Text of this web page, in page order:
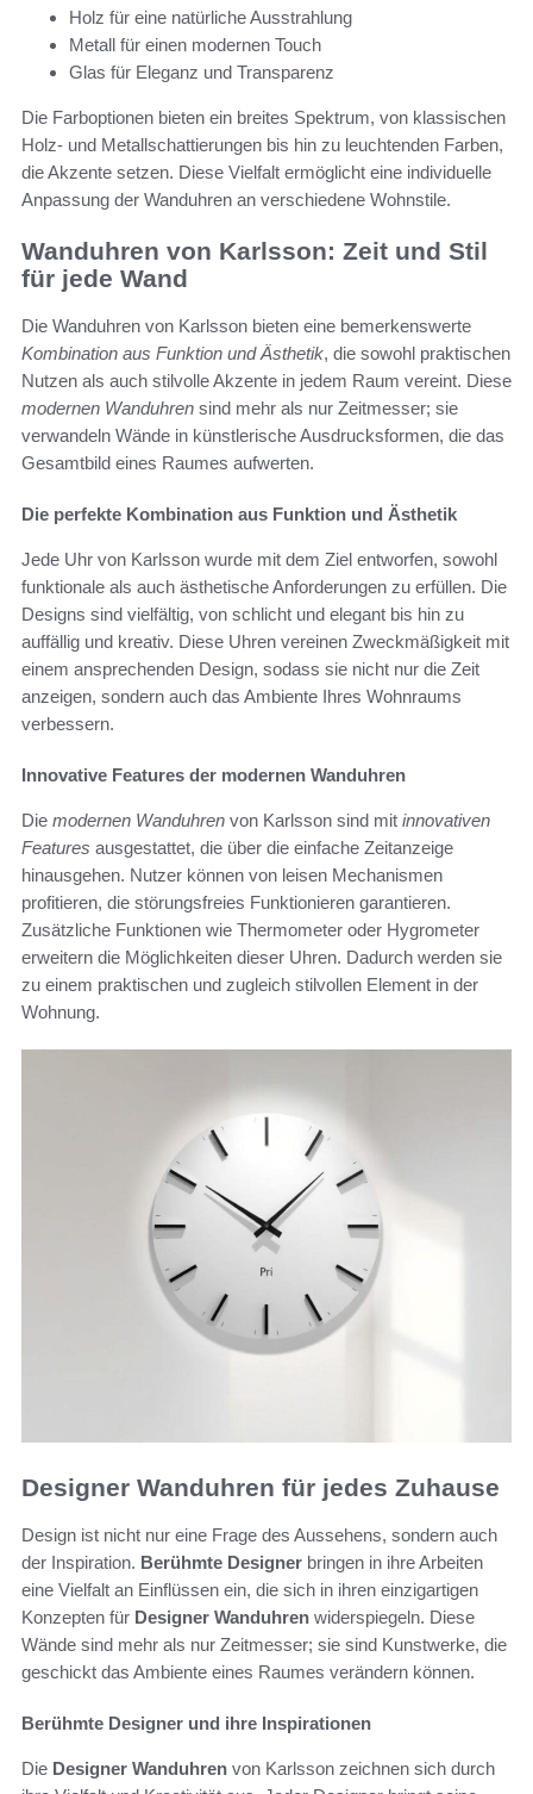
Holz für eine natürliche Ausstrahlung
Metall für einen modernen Touch
Glas für Eleganz und Transparenz
Die Farboptionen bieten ein breites Spektrum, von klassischen
Holz- und Metallschattierungen bis hin zu leuchtenden Farben,
die Akzente setzen. Diese Vielfalt ermöglicht eine individuelle
Anpassung der Wanduhren an verschiedene Wohnstile.
Wanduhren von Karlsson: Zeit und Stil
für jede Wand
Die Wanduhren von Karlsson bieten eine bemerkenswerte
Kombination aus Funktion und Ästhetik, die sowohl praktischen
Nutzen als auch stilvolle Akzente in jedem Raum vereint. Diese
modernen Wanduhren sind mehr als nur Zeitmesser; sie
verwandeln Wände in künstlerische Ausdrucksformen, die das
Gesamtbild eines Raumes aufwerten.
Die perfekte Kombination aus Funktion und Ästhetik
Jede Uhr von Karlsson wurde mit dem Ziel entworfen, sowohl
funktionale als auch ästhetische Anforderungen zu erfüllen. Die
Designs sind vielfältig, von schlicht und elegant bis hin zu
auffällig und kreativ. Diese Uhren vereinen Zweckmäßigkeit mit
einem ansprechenden Design, sodass sie nicht nur die Zeit
anzeigen, sondern auch das Ambiente Ihres Wohnraums
verbessern.
Innovative Features der modernen Wanduhren
Die modernen Wanduhren von Karlsson sind mit innovativen
Features ausgestattet, die über die einfache Zeitanzeige
hinausgehen. Nutzer können von leisen Mechanismen
profitieren, die störungsfreies Funktionieren garantieren.
Zusätzliche Funktionen wie Thermometer oder Hygrometer
erweitern die Möglichkeiten dieser Uhren. Dadurch werden sie
zu einem praktischen und zugleich stilvollen Element in der
Wohnung.
Designer Wanduhren für jedes Zuhause
Design ist nicht nur eine Frage des Aussehens, sondern auch
der Inspiration. Berühmte Designer bringen in ihre Arbeiten
eine Vielfalt an Einflüssen ein, die sich in ihren einzigartigen
Konzepten für Designer Wanduhren widerspiegeln. Diese
Wände sind mehr als nur Zeitmesser; sie sind Kunstwerke, die
geschickt das Ambiente eines Raumes verändern können.
Berühmte Designer und ihre Inspirationen
Die Designer Wanduhren von Karlsson zeichnen sich durch